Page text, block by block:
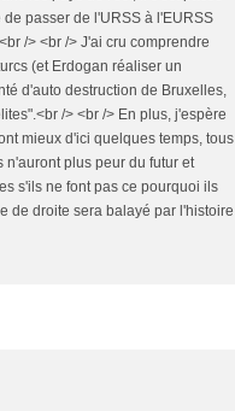
passer de l'URSS à l'EURSS
/> <br /> J'ai cru comprendre
(et Erdogan réaliser un
d'auto destruction de Bruxelles,
/> <br /> En plus, j'espère
mieux d'ici quelques temps, tous
n'auront plus peur du futur et
s'ils ne font pas ce pourquoi ils
de droite sera balayé par l'histoire